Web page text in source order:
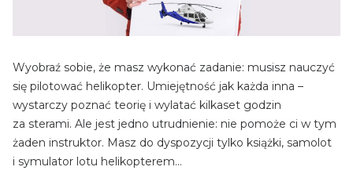
Wyobraź sobie, że masz wykonać zadanie: musisz nauczyć
się pilotować helikopter. Umiejętność jak każda inna –
wystarczy poznać teorię i wylatać kilkaset godzin
za sterami. Ale jest jedno utrudnienie: nie pomoże ci w tym
żaden instruktor. Masz do dyspozycji tylko książki, samolot
i symulator lotu helikopterem…